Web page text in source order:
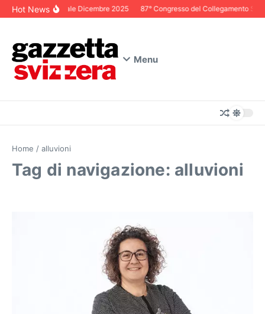
Salta al contenuto
Hot NewsEditoriale Dicembre 2025 87° Congresso del Collegamento
Menu
Home / alluvioni
Tag di navigazione: alluvioni